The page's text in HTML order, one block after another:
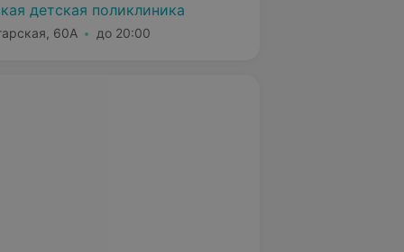
детская поликлиника
60А до 20:00